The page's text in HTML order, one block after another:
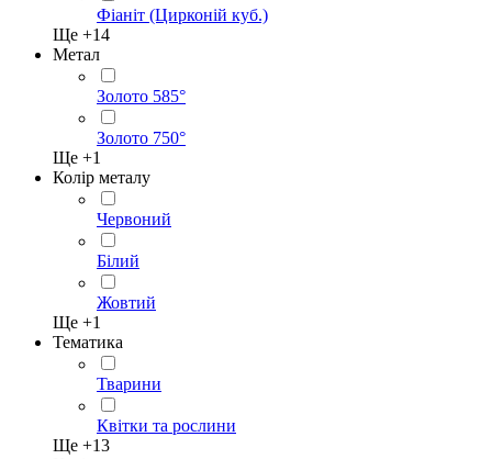
Фіаніт (Цирконій куб.)
Ще +14
Метал
Золото 585°
Золото 750°
Ще +1
Колір металу
Червоний
Білий
Жовтий
Ще +1
Тематика
Тварини
Квітки та рослини
Ще +13